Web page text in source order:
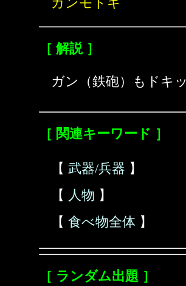
［ 解説 ］
ガン（鉄砲）もドキッ
［ 関連キーワード ］
【 武器/兵器 】
【 人物 】
【 食べ物全体 】
［ ランダム出題 ］